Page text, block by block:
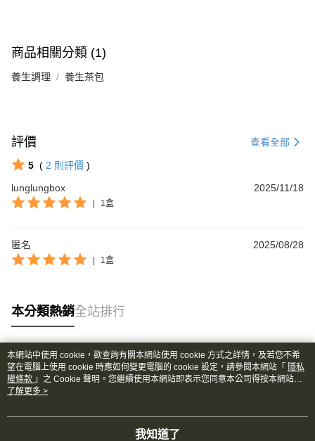
商品相關分類 (1)
養生調理 養生茶包
評價 查看全部
5 ( 2 則評價 )
lunglungbox
2025/11/18
1盒
匿名 2025/08/28
1盒
本分類熱銷全站排行
熱門標籤
本網站中使用 cookie，欲查詢有關本網站使用 cookie 方式之詳情，及若您不希
望在電腦上使用 cookie 時應如何變更電腦的 cookie 設定，請參閱本網站「 隱私
權條款 」之 Cookie 聲明。您繼續使用本網站即表示您同意本公司得按本網站使
用條款之 Cookie 聲明使用 cookie。
了解更多 >
我知道了